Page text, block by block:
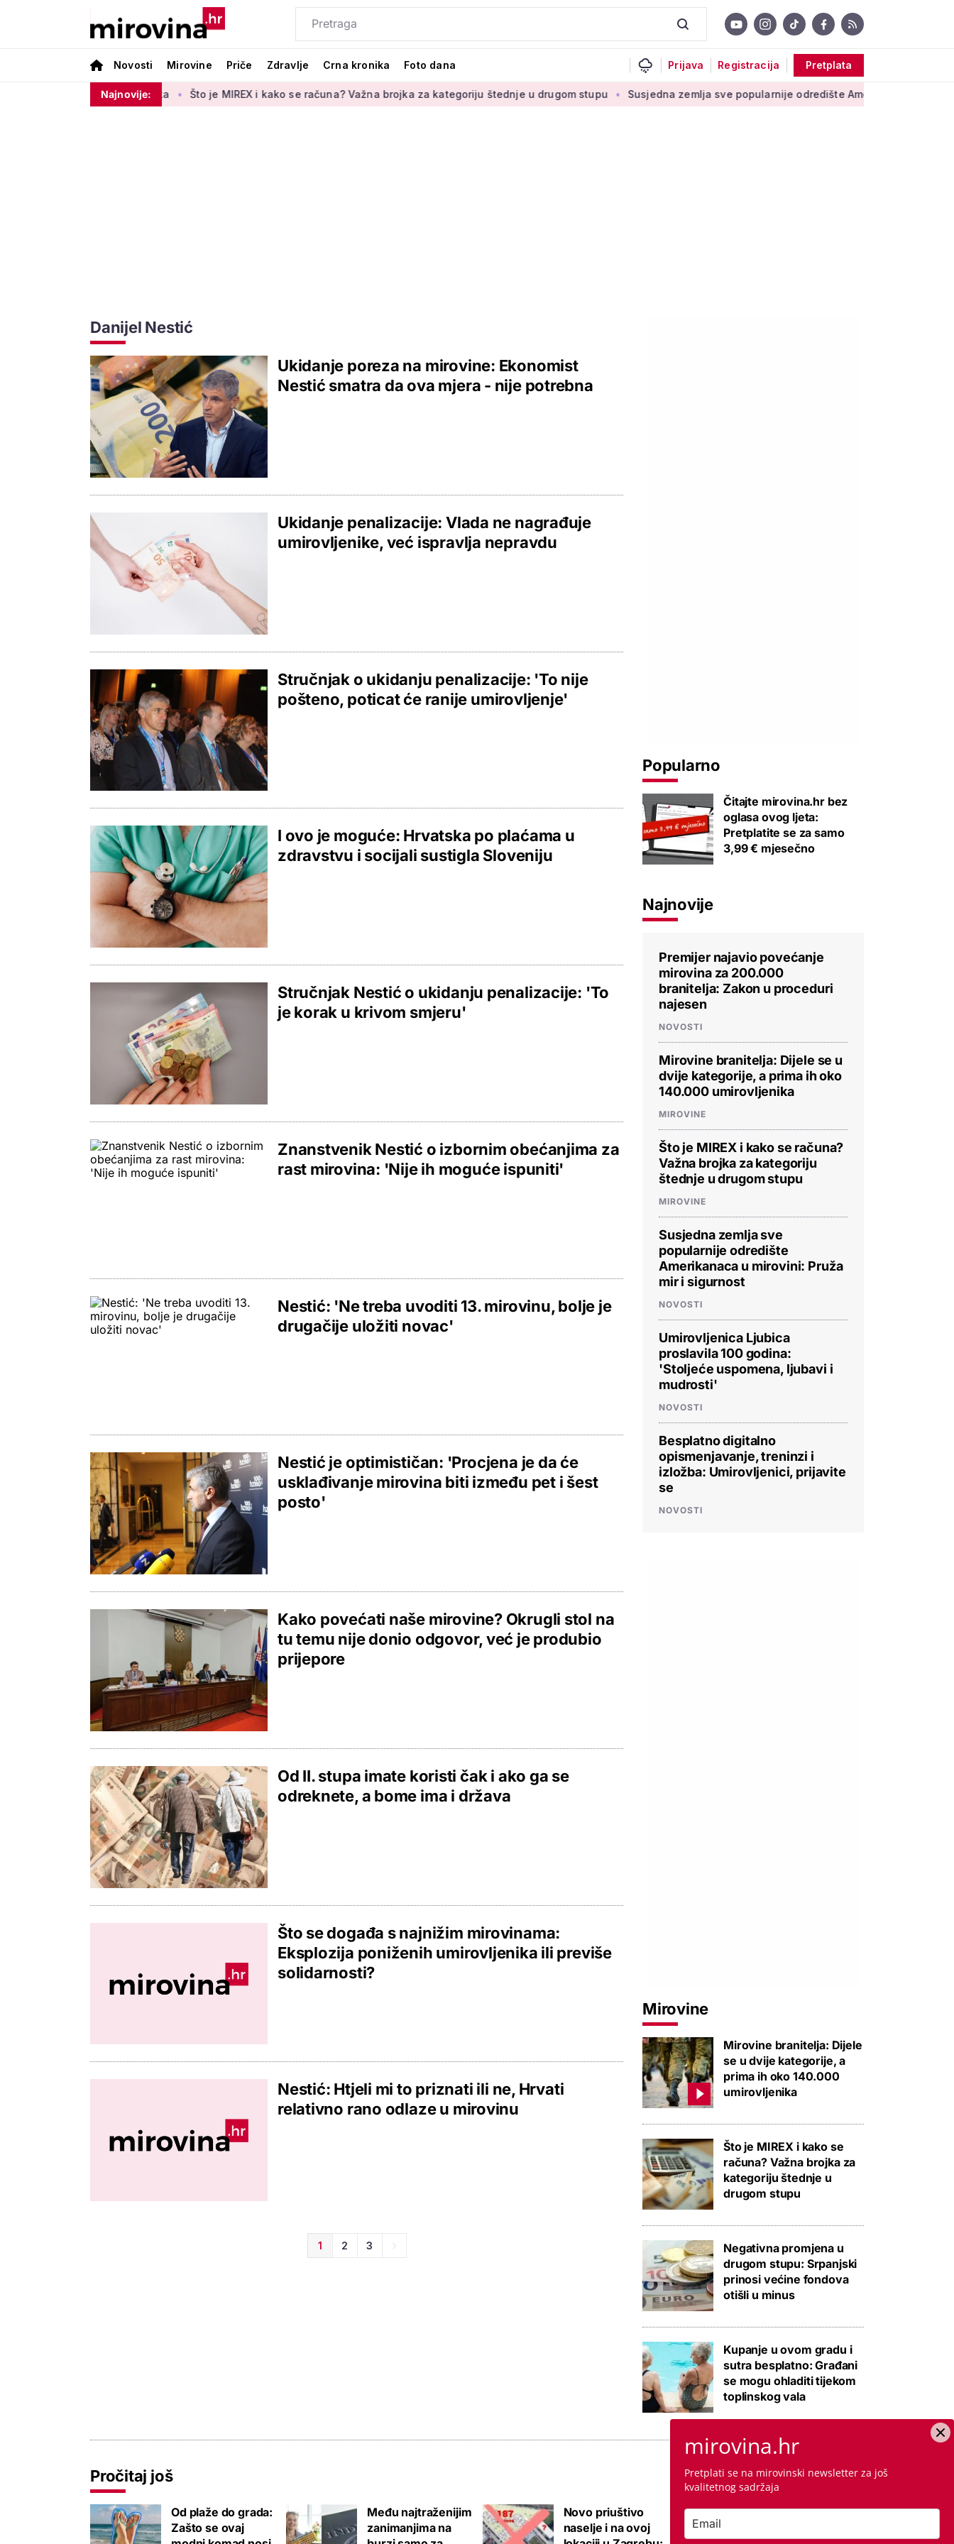
Novosti Mirovine Priče Zdravlje Crna kronika Foto dana Prijava Registracija Pretplata
Najnovije:
umirovljenika Što je MIREX i kako se računa? Važna brojka za kategoriju štednje u drugom stupu Susjedna zemlja sve popularnije odredište Amerikanaca u mirovini: Pruža
Danijel Nestić
Ukidanje poreza na mirovine: Ekonomist
Nestić smatra da ova mjera - nije potrebna
Ukidanje penalizacije: Vlada ne nagrađuje
umirovljenike, već ispravlja nepravdu
Stručnjak o ukidanju penalizacije: 'To nije
pošteno, poticat će ranije umirovljenje'
I ovo je moguće: Hrvatska po plaćama u
zdravstvu i socijali sustigla Sloveniju
Stručnjak Nestić o ukidanju penalizacije: 'To
je korak u krivom smjeru'
Znanstvenik Nestić o izbornim obećanjima za
rast mirovina: 'Nije ih moguće ispuniti'
Nestić: 'Ne treba uvoditi 13. mirovinu, bolje je
drugačije uložiti novac'
Nestić je optimističan: 'Procjena je da će
usklađivanje mirovina biti između pet i šest
posto'
Kako povećati naše mirovine? Okrugli stol na
tu temu nije donio odgovor, već je produbio
prijepore
Od II. stupa imate koristi čak i ako ga se
odreknete, a bome ima i država
Što se događa s najnižim mirovinama:
Eksplozija poniženih umirovljenika ili previše
solidarnosti?
Nestić: Htjeli mi to priznati ili ne, Hrvati
relativno rano odlaze u mirovinu
1 2 3
Popularno
Čitajte mirovina.hr bez
oglasa ovog ljeta:
Pretplatite se za samo
3,99 € mjesečno
Najnovije
Premijer najavio povećanje
mirovina za 200.000
branitelja: Zakon u proceduri
najesen
NOVOSTI
Mirovine branitelja: Dijele se u
dvije kategorije, a prima ih oko
140.000 umirovljenika
MIROVINE
Što je MIREX i kako se računa?
Važna brojka za kategoriju
štednje u drugom stupu
MIROVINE
Susjedna zemlja sve
popularnije odredište
Amerikanaca u mirovini: Pruža
mir i sigurnost
NOVOSTI
Umirovljenica Ljubica
proslavila 100 godina:
'Stoljeće uspomena, ljubavi i
mudrosti'
NOVOSTI
Besplatno digitalno
opismenjavanje, treninzi i
izložba: Umirovljenici, prijavite
se
NOVOSTI
Mirovine
Mirovine branitelja: Dijele
se u dvije kategorije, a
prima ih oko 140.000
umirovljenika
Što je MIREX i kako se
računa? Važna brojka za
kategoriju štednje u
drugom stupu
Negativna promjena u
drugom stupu: Srpanjski
prinosi većine fondova
otišli u minus
Kupanje u ovom gradu i
sutra besplatno: Građani
se mogu ohladiti tijekom
toplinskog vala
Pročitaj još
Od plaže do grada:
Zašto se ovaj
Među najtraženijim
zanimanjima na
Novo priuštivo
naselje i na ovoj
Ovo su najbolje
mirovina.hr
Pretplati se na mirovinski newsletter za još
kvalitetnog sadržaja